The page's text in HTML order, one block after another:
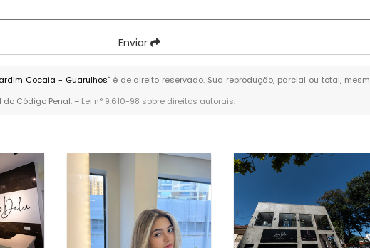
Enviar
Cocaia - Guarulhos" é de direito reservado. Sua reprodução, parcial ou total,
Código Penal. – Lei n° 9.610-98 sobre direitos autorais.